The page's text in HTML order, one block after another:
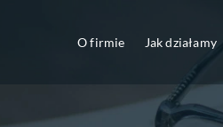
O firmie Jak działamy